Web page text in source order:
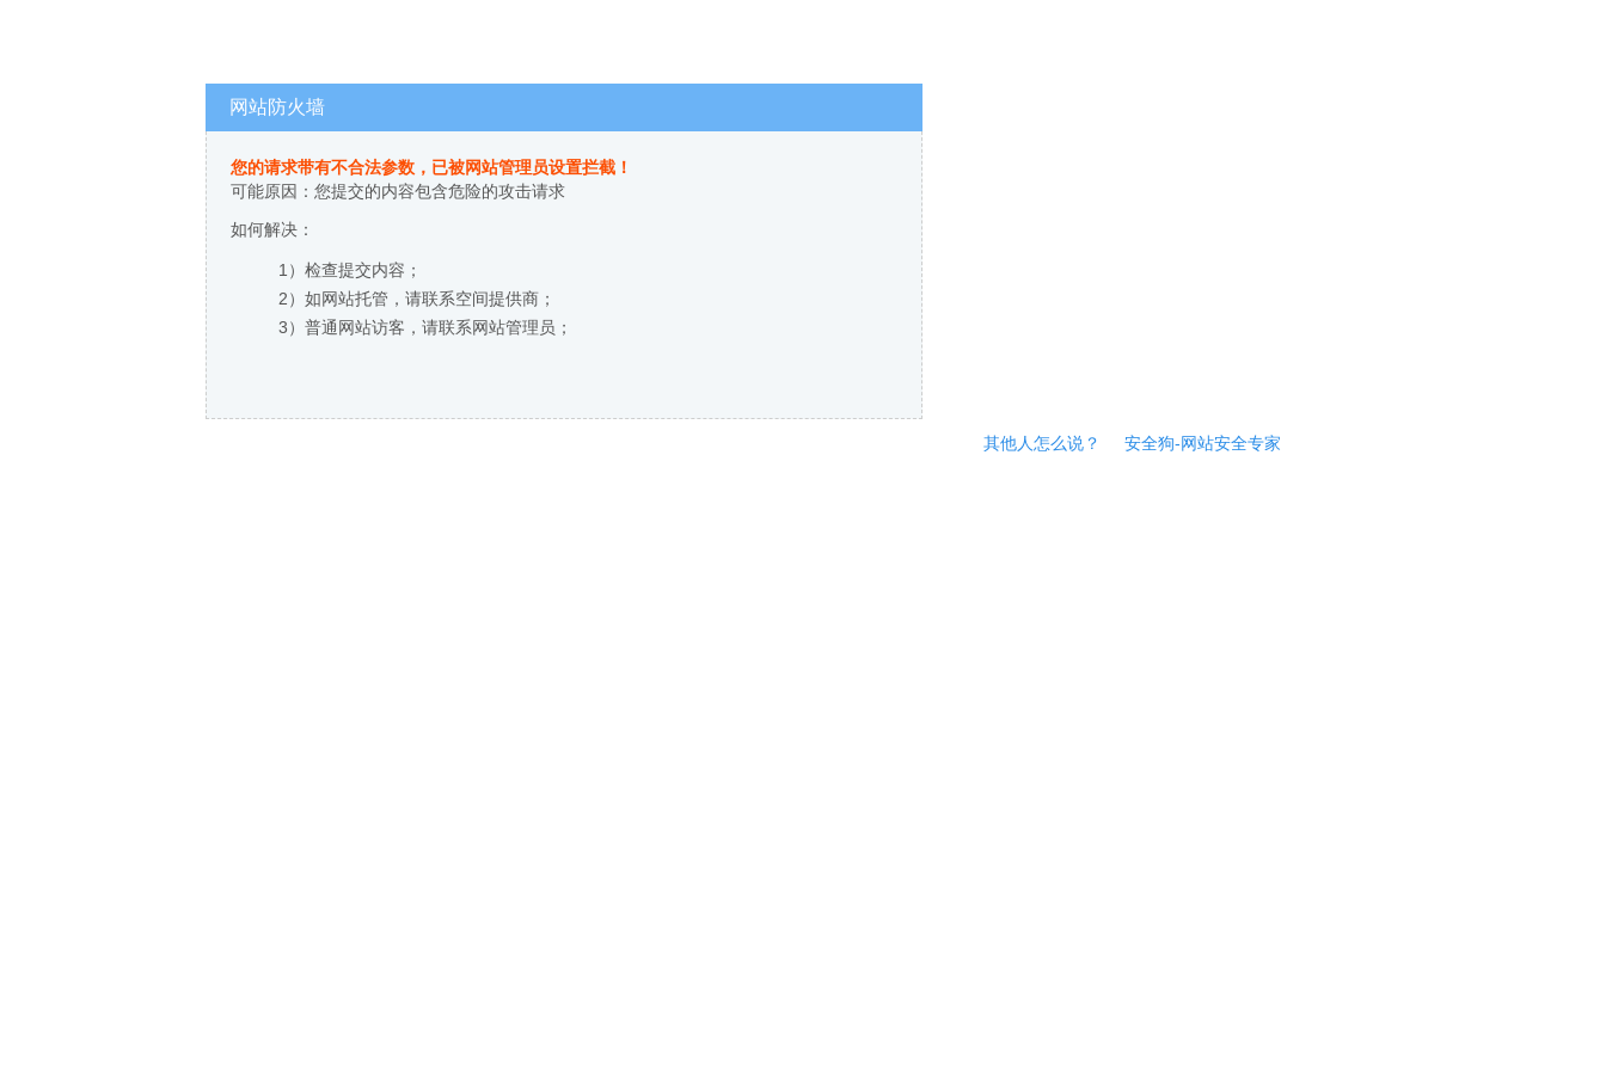
网站防火墙
您的请求带有不合法参数，已被网站管理员设置拦截！
可能原因：您提交的内容包含危险的攻击请求
如何解决：
1）检查提交内容；
2）如网站托管，请联系空间提供商；
3）普通网站访客，请联系网站管理员；
其他人怎么说？ 安全狗-网站安全专家